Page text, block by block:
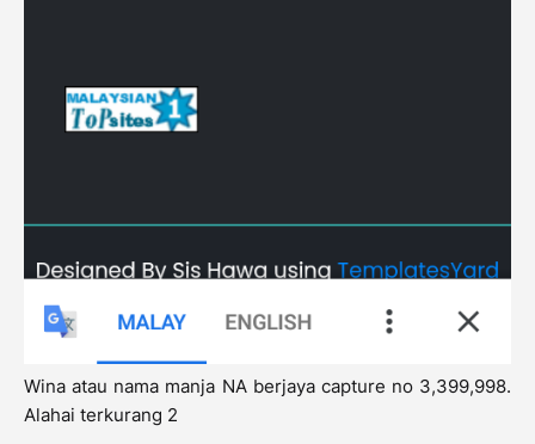
Wina atau nama manja NA berjaya capture no 3,399,998.
Alahai terkurang 2